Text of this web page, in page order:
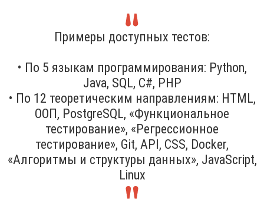
Примеры доступных тестов:
• По 5 языкам программирования: Python,
Java, SQL, C#, PHP
• По 12 теоретическим направлениям: HTML,
ООП, PostgreSQL, «Функциональное
тестирование», «Регрессионное
тестирование», Git, API, CSS, Docker,
«Алгоритмы и структуры данных», JavaScript,
Linux